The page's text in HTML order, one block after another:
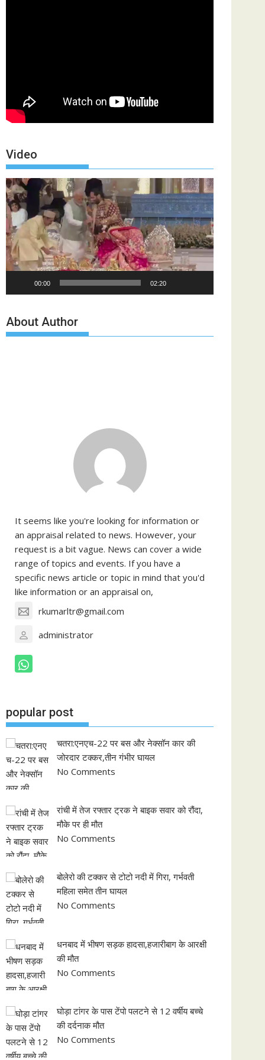
Video
Video
Player
00:00 02:20
About Author
It seems like you're looking for information or
an appraisal related to news. However, your
request is a bit vague. News can cover a wide
range of topics and events. If you have a
specific news article or topic in mind that you'd
like information or an appraisal on,
rkumarltr@gmail.com
administrator
popular post
चतरा:एनएच-22 पर बस और नेक्सॉन कार की
जोरदार टक्कर,तीन गंभीर घायल
No Comments
रांची में तेज रफ्तार ट्रक ने बाइक सवार को रौंदा,
मौके पर ही मौत
No Comments
बोलेरो की टक्कर से टोटो नदी में गिरा, गर्भवती
महिला समेत तीन घायल
No Comments
धनबाद में भीषण सड़क हादसा,हजारीबाग के आरक्षी
की मौत
No Comments
घोड़ा टांगर के पास टेंपो पलटने से 12 वर्षीय बच्चे
की दर्दनाक मौत
No Comments